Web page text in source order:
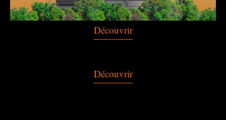
Découvrir
Découvrir